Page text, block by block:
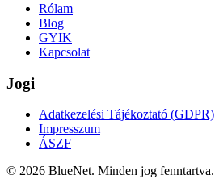
Rólam
Blog
GYIK
Kapcsolat
Jogi
Adatkezelési Tájékoztató (GDPR)
Impresszum
ÁSZF
© 2026 BlueNet. Minden jog fenntartva.